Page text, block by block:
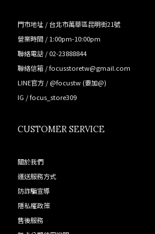
門市地址 / 台北市萬華區昆明街21號
營業時間 / 1:00pm-10:00pm
聯絡電話 / 02-23888844
聯絡信箱 / focusstoretw@gmail.com
LINE官方 / @focustw (要加@)
IG /focus_store309
CUSTOMER SERVICE
關於我們
運送服務方式
防詐騙宣導
隱私權政策
售後服務